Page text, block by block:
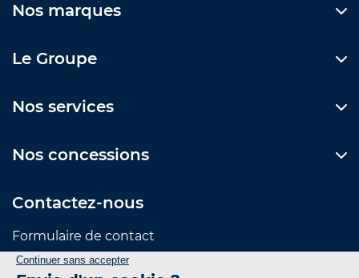
Nos marques
Le Groupe
Nos services
Nos concessions
Contactez-nous
Formulaire de contact